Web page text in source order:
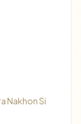
Nakhon Si